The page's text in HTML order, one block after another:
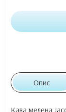
Опис
Кава мелена